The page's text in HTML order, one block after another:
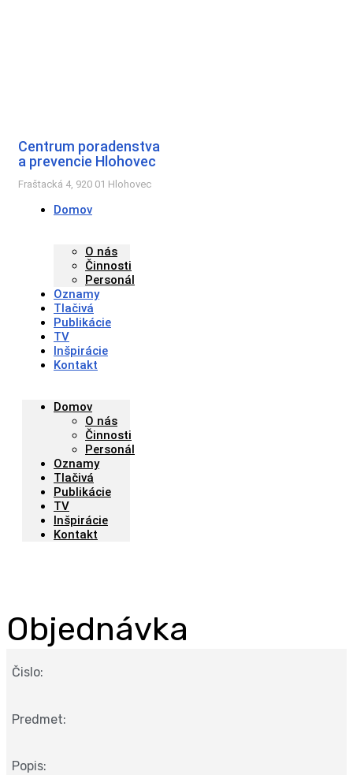
Centrum poradenstva
a prevencie Hlohovec
Fraštacká 4, 920 01 Hlohovec
Domov
O nás
Činnosti
Personál
Oznamy
Tlačivá
Publikácie
TV
Inšpirácie
Kontakt
Domov
O nás
Činnosti
Personál
Oznamy
Tlačivá
Publikácie
TV
Inšpirácie
Kontakt
Objednávka
Čislo:
Predmet:
Popis: